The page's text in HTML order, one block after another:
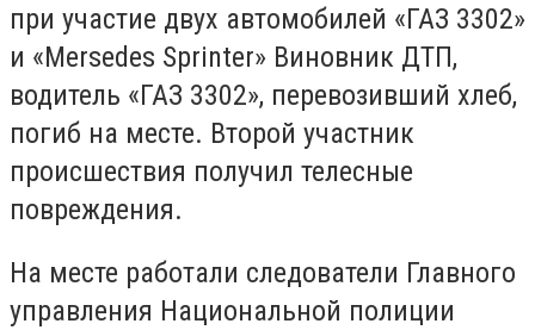
при участие двух автомобилей «ГАЗ 3302»
и «Mersedes Sprinter» Виновник ДТП,
водитель «ГАЗ 3302», перевозивший хлеб,
погиб на месте. Второй участник
происшествия получил телесные
повреждения.
На месте работали следователи Главного
управления Национальной полиции